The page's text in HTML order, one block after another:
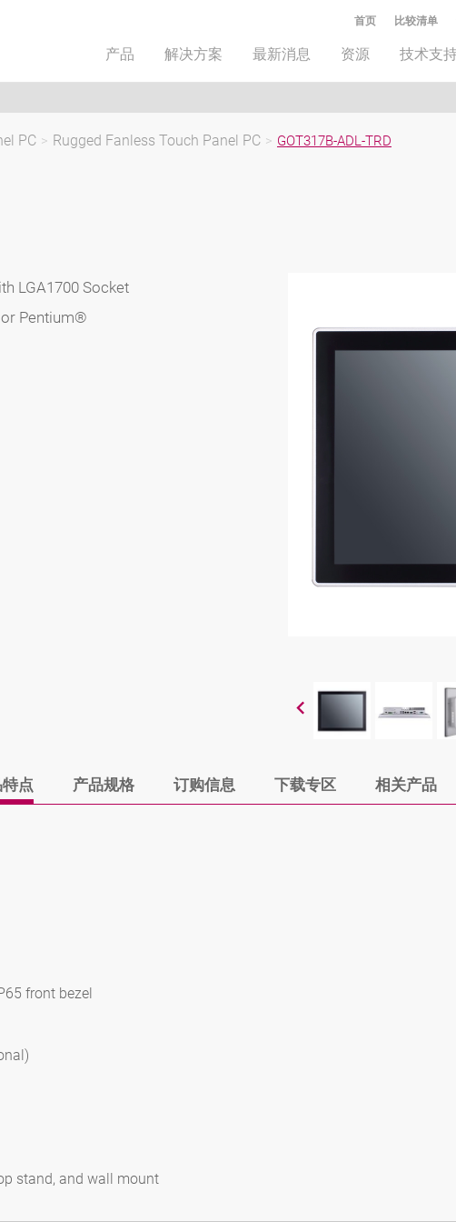
比较清单
首页
产品 解决方案 最新消息 资源 技术支
PC > Rugged Fanless Touch Panel PC > GOT317B-ADL-TRD
LGA1700 Socket
Pentium®
点 产品规格 订购信息 下载专区 相关产品
front bezel
stand, and wall mount